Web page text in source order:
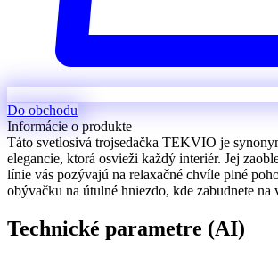
Do obchodu
Informácie o produkte
Táto svetlosivá trojsedačka TEKVIO je
elegancie, ktorá osvieži každý interiér. Jej
línie vás pozývajú na relaxačné chvíle plné
obývačku na útulné hniezdo, kde zabudnete na
Technické parametre (AI)